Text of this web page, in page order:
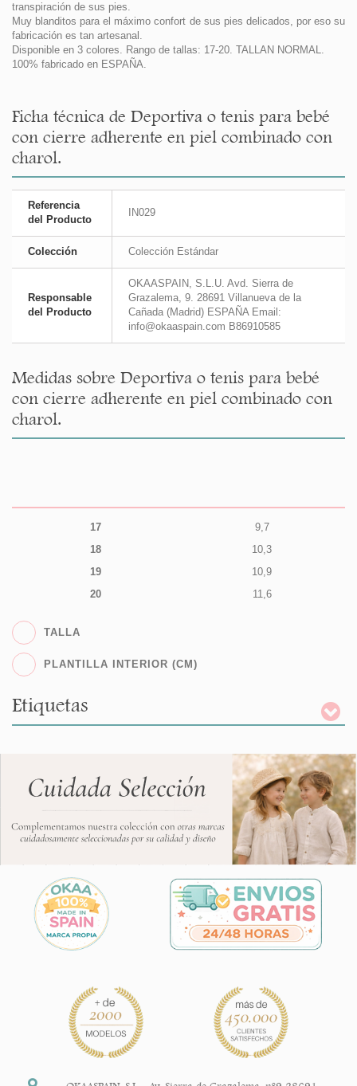
transpiración de sus pies.
Muy blanditos para el máximo confort de sus pies delicados, por eso su
fabricación es tan artesanal.
Disponible en 3 colores. Rango de tallas: 17-20. TALLAN NORMAL.
100% fabricado en ESPAÑA.
Ficha técnica de Deportiva o tenis para bebé
con cierre adherente en piel combinado con
charol.
Referencia
del Producto
IN029
Colección Colección Estándar
Responsable
del Producto
OKAASPAIN, S.L.U. Avd. Sierra de
Grazalema, 9. 28691 Villanueva de la
Cañada (Madrid) ESPAÑA Email:
info@okaaspain.com B86910585
Medidas sobre Deportiva o tenis para bebé
con cierre adherente en piel combinado con
charol.
17
9,7
18
10,3
19
10,9
20
11,6
TALLA
PLANTILLA INTERIOR (CM)
Etiquetas